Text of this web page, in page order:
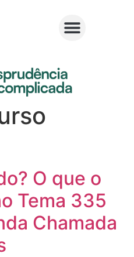
O que o
Tema 335
Chamada